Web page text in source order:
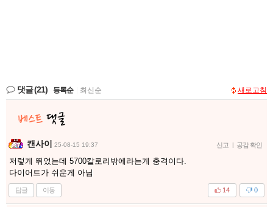
댓글(21) 등록순 최신순 새로고침
캔사이 25-08-15 19:37 신고 | 공감 확인
저렇게 뛰었는데 5700칼로리밖에라는게 충격이다.
다이어트가 쉬운게 아님
답글 이동 0
14